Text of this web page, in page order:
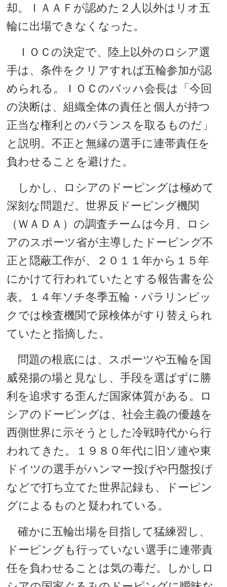
却。ＩＡＡＦが認めた２人以外はリオ五
輪に出場できなくなった。
ＩＯＣの決定で、陸上以外のロシア選
手は、条件をクリアすれば五輪参加が認
められる。ＩＯＣのバッハ会長は「今回
の決断は、組織全体の責任と個人が持つ
正当な権利とのバランスを取るものだ」
と説明。不正と無縁の選手に連帯責任を
負わせることを避けた。
しかし、ロシアのドーピングは極めて
深刻な問題だ。世界反ドーピング機関
（ＷＡＤＡ）の調査チームは今月、ロシ
アのスポーツ省が主導したドーピング不
正と隠蔽工作が、２０１１年から１５年
にかけて行われていたとする報告書を公
表。１４年ソチ冬季五輪・パラリンピッ
クでは検査機関で尿検体がすり替えられ
ていたと指摘した。
問題の根底には、スポーツや五輪を国
威発揚の場と見なし、手段を選ばずに勝
利を追求する歪んだ国家体質がある。ロ
シアのドーピングは、社会主義の優越を
西側世界に示そうとした冷戦時代から行
われてきた。１９８０年代に旧ソ連や東
ドイツの選手がハンマー投げや円盤投げ
などで打ち立てた世界記録も、ドーピン
グによるものと疑われている。
確かに五輪出場を目指して猛練習し、
ドーピングも行っていない選手に連帯責
任を負わせることは気の毒だ。しかしロ